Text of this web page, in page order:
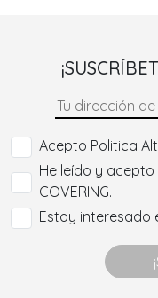
Acepto Politica
He leído y acepto
COVERING.
Estoy interesado